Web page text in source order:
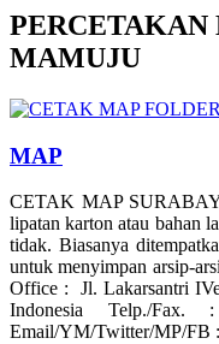
MAMUJU
MAP
CETAK MAP
lipatan karton atau bahan
tidak. Biasanya
untuk menyimpan arsip-
Office : Jl. Lakarsantri
Indonesia Telp./
Email/YM/Twitter/MP/FB